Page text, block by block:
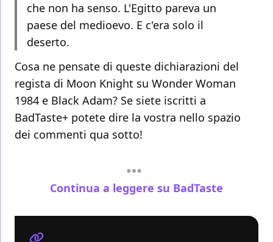
che non ha senso. L'Egitto pareva un
paese del medioevo. E c'era solo il
deserto.
Cosa ne pensate di queste dichiarazioni del
regista di Moon Knight su Wonder Woman
1984 e Black Adam? Se siete iscritti a
BadTaste+ potete dire la vostra nello spazio
dei commenti qua sotto!
Continua a leggere su BadTaste